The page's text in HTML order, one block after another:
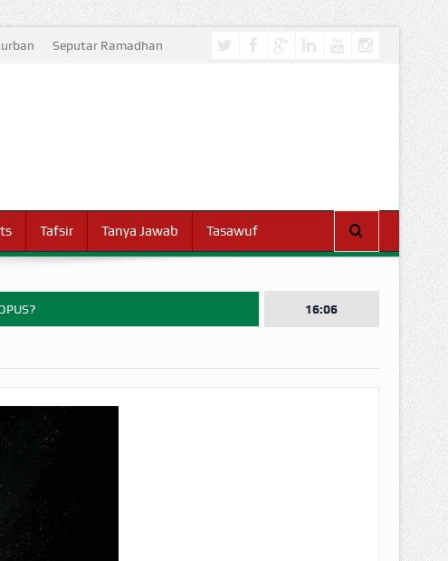
Seputar Ramadhan
Tafsir Tanya Jawab Tasawuf
KEPEMILIKANNYA BERUBAH
ZAKAT DENGAN CARA MENGANGSUR
16:06